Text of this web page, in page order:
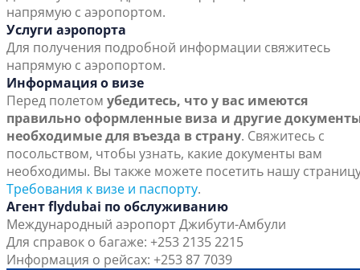
напрямую с аэропортом.
Услуги аэропорта
Для получения подробной информации свяжитесь
напрямую с аэропортом.
Информация о визе
Перед полетом убедитесь, что у вас имеются
правильно оформленные виза и другие
необходимые для въезда в страну. Свяжитесь с
посольством, чтобы узнать, какие документы вам
необходимы. Вы также можете посетить нашу
Требования к визе и паспорту.
Агент flydubai по обслуживанию
Международный аэропорт Джибути-Амбули
Для справок о багаже: +253 2135 2215
Информация о рейсах: +253 87 7039